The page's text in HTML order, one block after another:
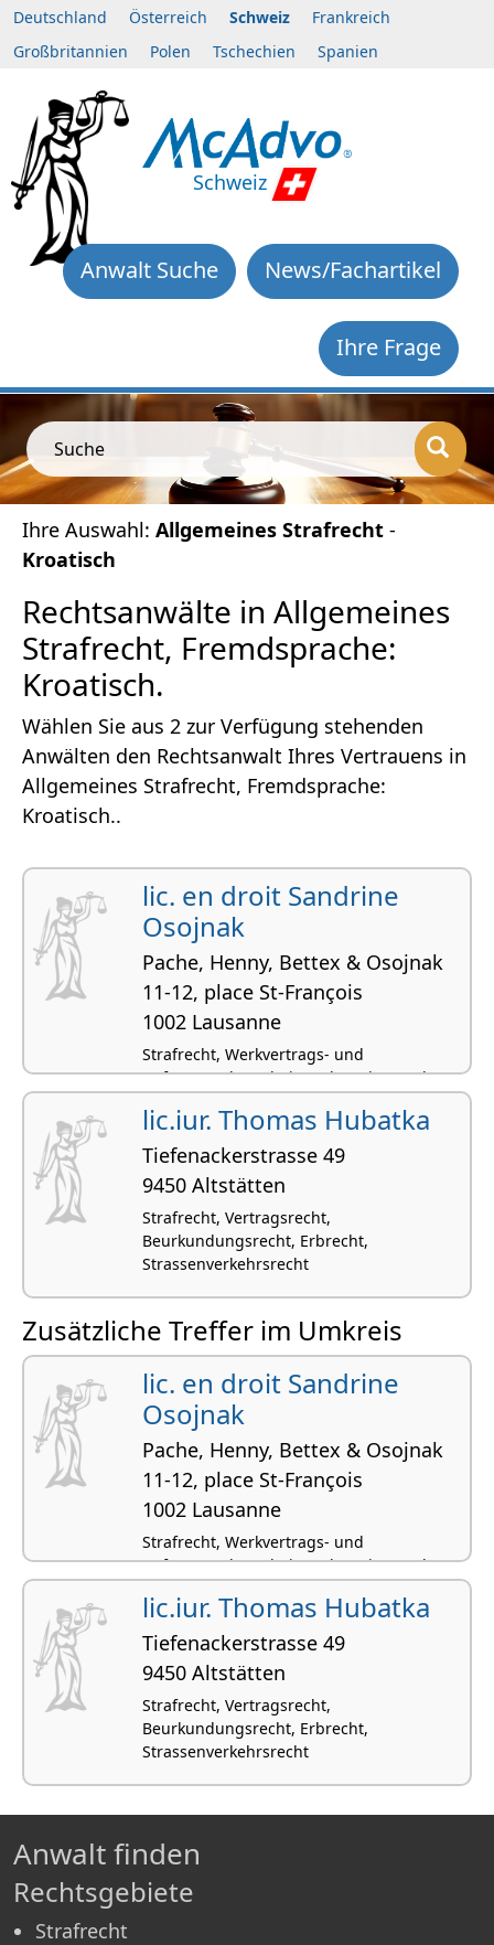
Deutschland Österreich Schweiz
Frankreich
Großbritannien
Polen Tschechien Spanien
Schweiz
News/Fachartikel
Anwalt Suche
Ihre Frage
Suche
Ihre Auswahl: Allgemeines Strafrecht -
Kroatisch
Rechtsanwälte in Allgemeines
Strafrecht, Fremdsprache:
Kroatisch.
Wählen Sie aus 2 zur Verfügung stehenden
Anwälten den Rechtsanwalt Ihres Vertrauens in
Allgemeines Strafrecht, Fremdsprache:
Kroatisch..
lic. en droit Sandrine
Osojnak
Pache, Henny, Bettex & Osojnak
11-12, place St-François
1002 Lausanne
Strafrecht, Werkvertrags- und
Auftragsrecht, Arbeitsrecht, Miet- und
Pachtrecht, Scheidungsrecht
lic.iur. Thomas Hubatka
Tiefenackerstrasse 49
9450 Altstätten
Strafrecht, Vertragsrecht,
Beurkundungsrecht, Erbrecht,
Strassenverkehrsrecht
Zusätzliche Treffer im Umkreis
lic. en droit Sandrine
Osojnak
Pache, Henny, Bettex & Osojnak
11-12, place St-François
1002 Lausanne
Strafrecht, Werkvertrags- und
Auftragsrecht, Arbeitsrecht, Miet- und
Pachtrecht, Scheidungsrecht
lic.iur. Thomas Hubatka
Tiefenackerstrasse 49
9450 Altstätten
Strafrecht, Vertragsrecht,
Beurkundungsrecht, Erbrecht,
Strassenverkehrsrecht
Anwalt finden
Rechtsgebiete
Strafrecht